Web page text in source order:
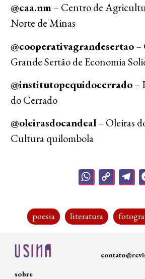
@caa.nm– Centro de
Norte de Minas
@cooperativagrandesertao–
Grande Sertão de Economia
@institutopequidocerrado–
do Cerrado
@oleirasdocandeal– Oleiras
Cultura quilombola
poesia literatura
sobre